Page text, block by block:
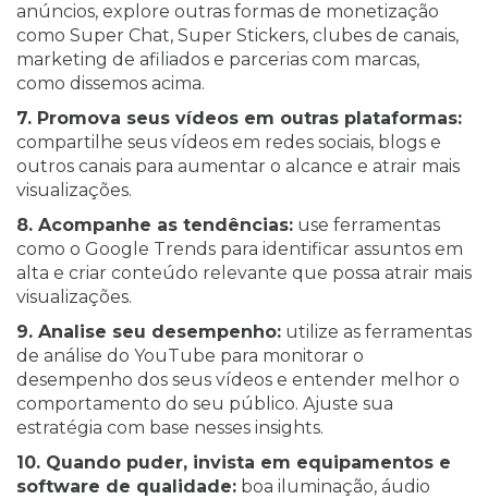
anúncios, explore outras formas de monetização
como Super Chat, Super Stickers, clubes de canais,
marketing de afiliados e parcerias com marcas,
como dissemos acima.
7. Promova seus vídeos em outras plataformas:
compartilhe seus vídeos em redes sociais, blogs e
outros canais para aumentar o alcance e atrair mais
visualizações.
8. Acompanhe as tendências: use ferramentas
como o Google Trends para identificar assuntos em
alta e criar conteúdo relevante que possa atrair mais
visualizações.
9. Analise seu desempenho: utilize as ferramentas
de análise do YouTube para monitorar o
desempenho dos seus vídeos e entender melhor o
comportamento do seu público. Ajuste sua
estratégia com base nesses insights.
10. Quando puder, invista em equipamentos e
software de qualidade: boa iluminação, áudio